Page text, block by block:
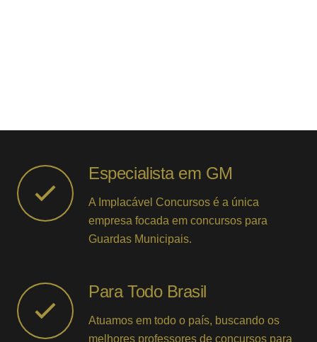
Especialista em GM
A Implacável Concursos é a única
empresa focada em concursos para
Guardas Municipais.
Para Todo Brasil
Atuamos em todo o país, buscando os
melhores professores de concursos para